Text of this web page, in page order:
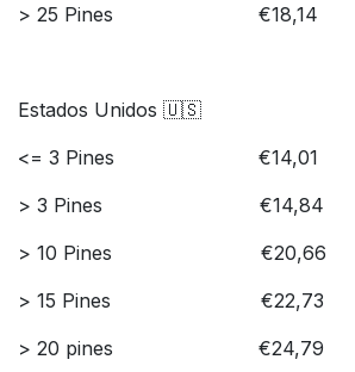
> 25 Pines
​€18,14
Estados Unidos 🇺🇸
<= 3 Pines
​​​€14,01
> ​3 Pines
​€​14,84
> 10 Pines
​​€20,66
> 15 Pines
​€22,73
> ​20 pines
​​€​24,79